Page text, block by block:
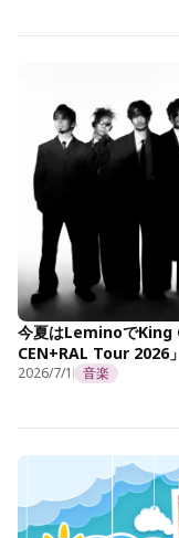
今夏はLeminoでKing
CEN+RAL Tour 2026
2026/7/1 音楽